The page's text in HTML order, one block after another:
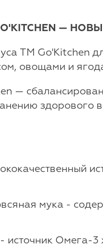
—
TM
овощами и
—
здорового
мука -
источник Омега-